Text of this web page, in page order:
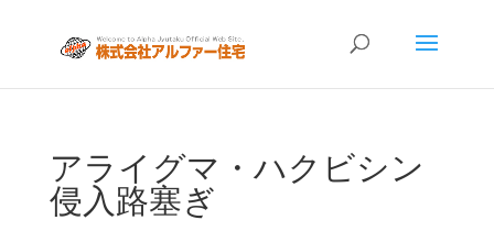
アライグマ・ハクビシン
侵入路塞ぎ